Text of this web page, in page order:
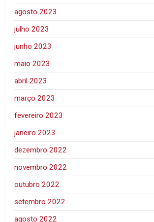
agosto 2023
julho 2023
junho 2023
maio 2023
abril 2023
março 2023
fevereiro 2023
janeiro 2023
dezembro 2022
novembro 2022
outubro 2022
setembro 2022
agosto 2022